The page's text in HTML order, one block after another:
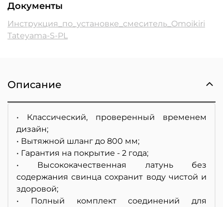
Документы
Инструкция_по_установке_смеситель_Omoikiri
Tateyama-S-PL
Описание
• Классический, проверенный временем
дизайн;
• Вытяжной шланг до 800 мм;
• Гарантия на покрытие - 2 года;
• Высококачественная латунь без
содержания свинца сохранит воду чистой и
здоровой;
• Полный комплект соединений для